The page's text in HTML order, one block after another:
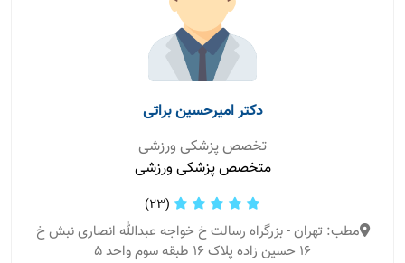
دکتر امیرحسین براتی
تخصص پزشکی ورزشی
متخصص پزشکی ورزشی
(23)
مطب: تهران - بزرگراه رسالت خ خواجه عبدالله انصاری نبش خ
16 حسین زاده پلاک 16 طبقه سوم واحد 5